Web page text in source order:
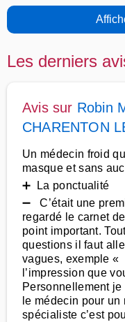
Les derniers
Avis sur Robin
CHARENTON
Un médecin froid
masque et sans
➕ La ponctualité
➖ C’était une
regardé le carnet
point important.
questions il faut
vagues, exemple «
l’impression que
Personnellement
le médecin pour
spécialiste c’est